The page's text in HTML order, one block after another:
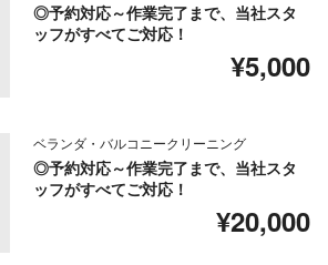
◎予約対応～作業完了まで、当社スタ
ッフがすべてご対応！
¥5,000
ベランダ・バルコニークリーニング
◎予約対応～作業完了まで、当社スタ
ッフがすべてご対応！
¥20,000